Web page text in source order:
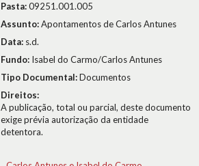
Pasta:09251.001.005
Assunto:Apontamentos de Carlos Antunes
Data: s.d.
Fundo: Isabel do Carmo/Carlos Antunes
Tipo Documental:Documentos
Direitos:
A publicação, total ou parcial, deste documento
exige prévia autorização da entidade
detentora.